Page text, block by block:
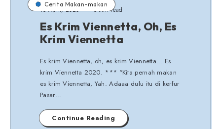
Cerita Makan-makan
15 April, 2020 5 min read
Es Krim Viennetta, Oh, Es
Krim Viennetta
Es krim Viennetta, oh, es krim Viennetta… Es
krim Viennetta 2020. *** “Kita pernah makan
es krim Viennetta, Yah. Adaaa dulu itu di kerfur
Pasar…
Continue Reading